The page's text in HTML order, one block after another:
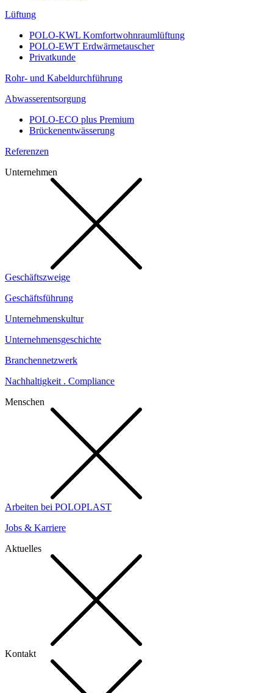
Lüftung
POLO-KWL Komfortwohnraumlüftung
POLO-EWT Erdwärmetauscher
Privatkunde
Rohr- und Kabeldurchführung
Abwasserentsorgung
POLO-ECO plus Premium
Brückenentwässerung
Referenzen
Unternehmen
Geschäftszweige
Geschäftsführung
Unternehmenskultur
Unternehmensgeschichte
Branchennetzwerk
Nachhaltigkeit . Compliance
Menschen
Arbeiten bei POLOPLAST
Jobs & Karriere
Aktuelles
Kontakt